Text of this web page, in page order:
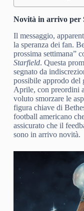
Novità in arrivo per
Il messaggio,
la speranza dei fan.
prossima settimana”
Starfield. Questa
segnato da
possibile approdo del
Aprile, con preordini
voluto smorzare le
figura chiave di
football americano
assicurato che il
sono in arrivo novità.